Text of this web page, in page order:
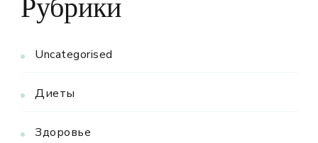
Рубрики
Uncategorised
Диеты
Здоровье